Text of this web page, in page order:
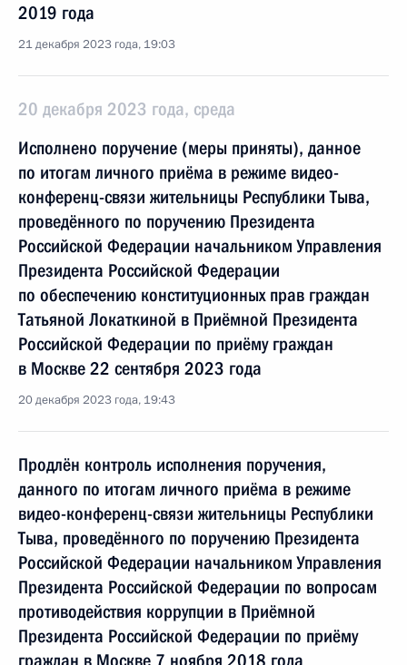
2019 года
21 декабря 2023 года, 19:03
20 декабря 2023 года, среда
Исполнено поручение (меры приняты), данное
по итогам личного приёма в режиме видео-
конференц-связи жительницы Республики Тыва,
проведённого по поручению Президента
Российской Федерации начальником Управления
Президента Российской Федерации
по обеспечению конституционных прав граждан
Татьяной Локаткиной в Приёмной Президента
Российской Федерации по приёму граждан
в Москве 22 сентября 2023 года
20 декабря 2023 года, 19:43
Продлён контроль исполнения поручения,
данного по итогам личного приёма в режиме
видео-конференц-связи жительницы Республики
Тыва, проведённого по поручению Президента
Российской Федерации начальником Управления
Президента Российской Федерации по вопросам
противодействия коррупции в Приёмной
Президента Российской Федерации по приёму
граждан в Москве 7 ноября 2018 года